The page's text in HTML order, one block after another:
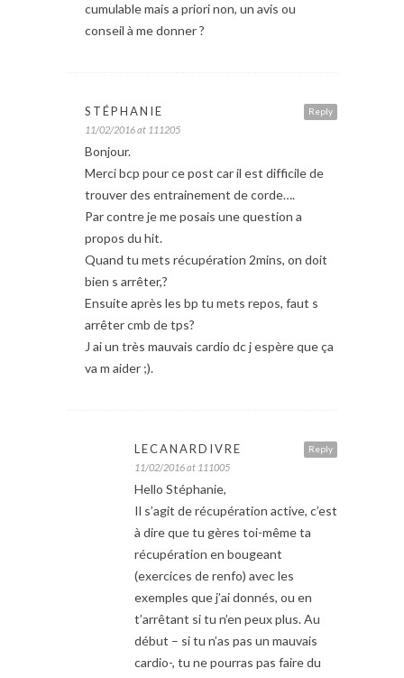
cumulable mais a priori non, un avis ou
conseil à me donner ?
Reply
STÉPHANIE
11/02/2016 at 111205
Bonjour.
Merci bcp pour ce post car il est difficile de
trouver des entrainement de corde….
Par contre je me posais une question a
propos du hit.
Quand tu mets récupération 2mins, on doit
bien s arrêter,?
Ensuite après les bp tu mets repos, faut s
arrêter cmb de tps?
J ai un très mauvais cardio dc j espère que ça
va m aider ;).
Reply
LECANARDIVRE
11/02/2016 at 111005
Hello Stéphanie,
Il s’agit de récupération active, c’est
à dire que tu gères toi-même ta
récupération en bougeant
(exercices de renfo) avec les
exemples que j’ai donnés, ou en
t’arrêtant si tu n’en peux plus. Au
début – si tu n’as pas un mauvais
cardio-, tu ne pourras pas faire du